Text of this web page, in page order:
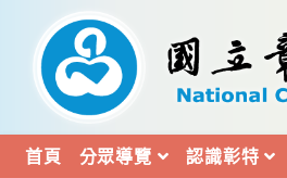
內
首頁 分眾導覽 認識彰特